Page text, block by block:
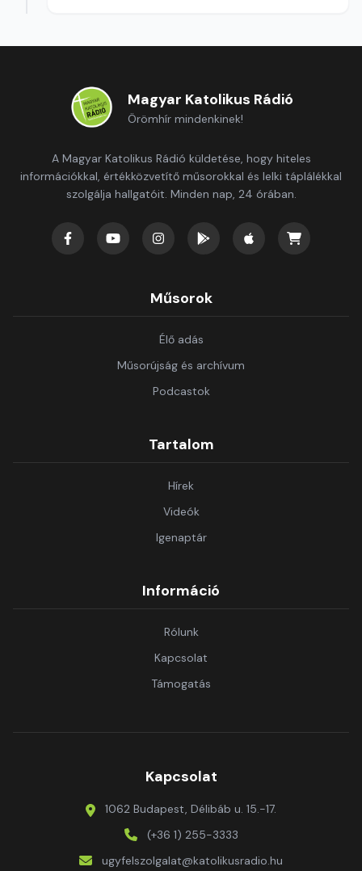
Magyar Katolikus Rádió
Örömhír mindenkinek!
A Magyar Katolikus Rádió küldetése, hogy hiteles
információkkal, értékközvetítő műsorokkal és lelki táplálékkal
szolgálja hallgatóit. Minden nap, 24 órában.
Műsorok
Élő adás
Műsorújság és archívum
Podcastok
Tartalom
Hírek
Videók
Igenaptár
Információ
Rólunk
Kapcsolat
Támogatás
Kapcsolat
1062 Budapest, Délibáb u. 15.-17.
(+36 1) 255-3333
ugyfelszolgalat@katolikusradio.hu